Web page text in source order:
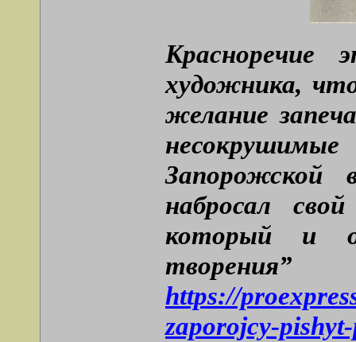
Красноречие
художника,
желание
Запорожской
набросал
который и
https://
zaporojcy-